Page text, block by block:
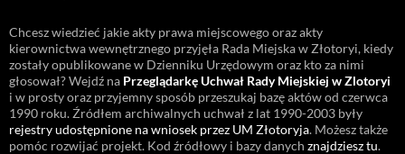
Chcesz wiedzieć jakie akty prawa miejscowego oraz akty
kierownictwa wewnętrznego przyjęła Rada Miejska w Złotoryi, kiedy
zostały opublikowane w Dzienniku Urzędowym oraz kto za nimi
głosował? Wejdź na Przeglądarkę Uchwał Rady Miejskiej w Zlotoryi
i w prosty oraz przyjemny sposób przeszukaj bazę aktów od czerwca
1990 roku. Źródłem archiwalnych uchwał z lat 1990-2003 były
rejestry udostępnione na wniosek przez UM Złotoryja. Możesz także
pomóc rozwijać projekt. Kod źródłowy i bazy danych znajdziesz tu.